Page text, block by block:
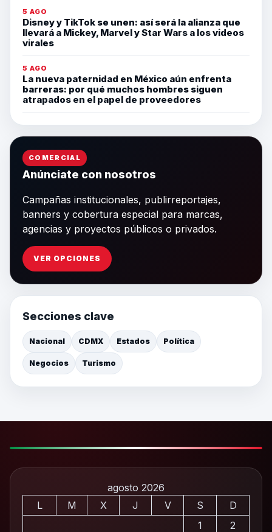
5 AGO
Disney y TikTok se unen: así será la alianza que
llevará a Mickey, Marvel y Star Wars a los videos
virales
5 AGO
La nueva paternidad en México aún enfrenta
barreras: por qué muchos hombres siguen
atrapados en el papel de proveedores
COMERCIAL
Anúnciate con nosotros
Campañas institucionales, publirreportajes,
banners y cobertura especial para marcas,
agencias y proyectos públicos o privados.
VER OPCIONES
Secciones clave
Nacional CDMX Estados Política
Negocios Turismo
agosto 2026
L
M X J V S
D
1
2